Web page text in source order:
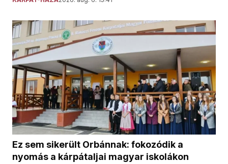
Ez sem sikerült Orbánnak: fokozódik a
nyomás a kárpátaljai magyar iskolákon